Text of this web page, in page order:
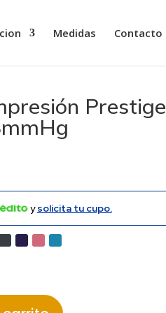
Medidas Contacto
Prestige
ysolicita tu cupo.